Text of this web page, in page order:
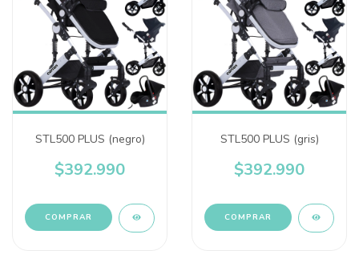
STL500 PLUS (negro)
$392.990
STL500 PLUS (gris)
$392.990